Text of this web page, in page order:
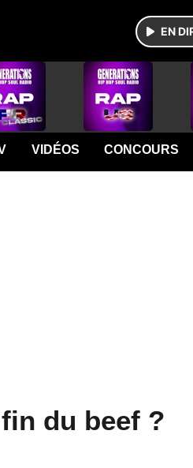
EN
VIDÉOS CONCOURS
du beef ?